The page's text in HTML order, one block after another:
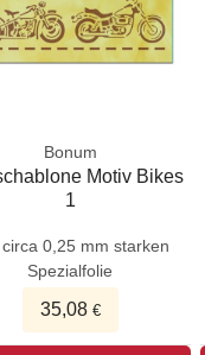
Bonum
Motiv Bikes
1
0,25 mm starken
Spezialfolie
35,08€